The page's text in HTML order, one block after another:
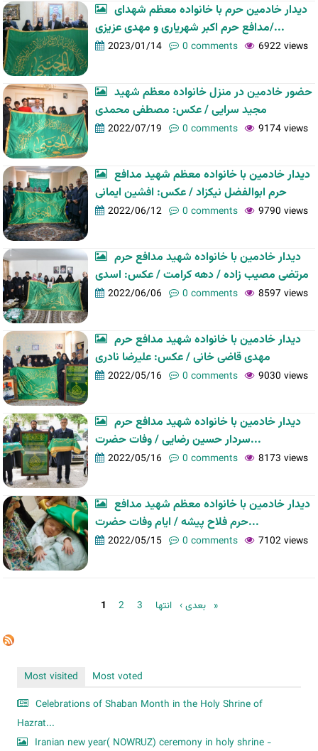
دیدار خادمین حرم با خانواده معظم شهدای
مدافع حرم اکبر شهریاری و مهدی عزیزی/...
2023/01/14 0 comments 6922 views
حضور خادمین در منزل خانواده معظم شهید
مجید سرایی / عکس: مصطفی محمدی
2022/07/19 0 comments 9174 views
دیدار خادمین با خانواده معظم شهید مدافع
حرم ابوالفضل نیکزاد / عکس: افشین ایمانی
2022/06/12 0 comments 9790 views
دیدار خادمین با خانواده شهید مدافع حرم
مرتضی مصیب زاده / دهه کرامت / عکس: اسدی
2022/06/06 0 comments 8597 views
دیدار خادمین با خانواده شهید مدافع حرم
مهدی قاضی خانی / عکس: علیرضا نادری
2022/05/16 0 comments 9030 views
دیدار خادمین با خانواده شهید مدافع حرم
سردار حسین رضایی / وفات حضرت...
2022/05/16 0 comments 8173 views
دیدار خادمین با خانواده معظم شهید مدافع
حرم فلاح پیشه / ایام وفات حضرت...
2022/05/15 0 comments 7102 views
1 2 3 بعدی › انتها »
Most visited
Most voted
Celebrations of Shaban Month in the Holy Shrine of
Hazrat...
Iranian new year( NOWRUZ) ceremony in holy shrine -